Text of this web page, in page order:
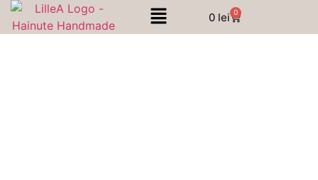
0 lei 0